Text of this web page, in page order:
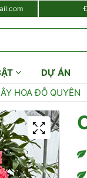
DỰ ÁN
HOA ĐỖ QUYÊN